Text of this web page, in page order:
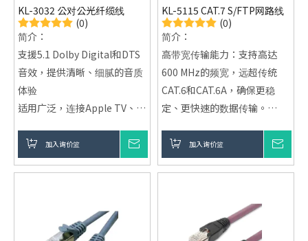
KL-3032 公对公光纤缆线
(0)
简介：
支援5.1 Dolby Digital和DTS
音效，提供清晰、细腻的音质
体验
适用广泛，连接Apple TV、
高效传输，使用优质光纤材
料，传输效率高
加入询价篮
KL-5115 CAT.7 S/FTP网路线
(0)
简介：
高带宽传输能力：支持高达
600 MHz的频宽，远超传统
CAT.6和CAT.6A，确保更稳
定、更快速的数据传输。
提供更强的抗干扰能力，保证
信号传输的稳定性。
期使用中的卓越性能。
多样化应用场景：适用于资料
加入询价篮